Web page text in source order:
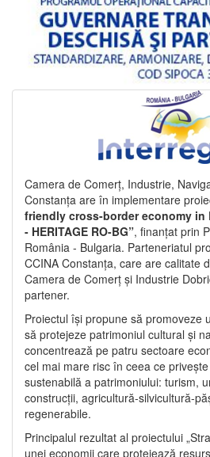
Camera de Comerț, Industrie,
Constanța are în implementare
friendly cross-border economy in
- HERITAGE RO-BG”, finanțat prin
România - Bulgaria. Parteneriatul
CCINA Constanța, care are calitate
Camera de Comerț și Industrie
partener.
Proiectul își propune să promoveze
să protejeze patrimoniul cultural și
concentrează pe patru sectoare
cel mai mare risc în ceea ce
sustenabilă a patrimoniului: turism,
construcții, agricultură-silvicultură-
regenerabile.
Principalul rezultat al proiectului
unei economii care protejează